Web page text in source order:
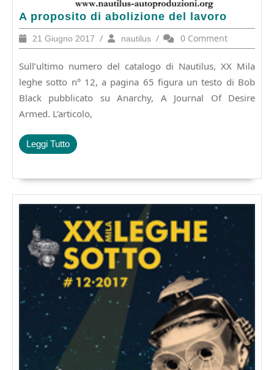
A proposito di abolizione del lavoro
A
proposito
di
del
lavoro
21 Giugno 2017 21
Giugno
2017
/ nautilusnautilus
/ 0 Comment
Sull’ultimo numero del catalogo di Nautilus, XX Mila
leghe sotto n° 12, a pagina 65 figura un testo di Bob
Black pubblicato su Anarchy, A Journal Of Desire
Armed. L’articolo,
Leggi TuttoLeggi
Tutto